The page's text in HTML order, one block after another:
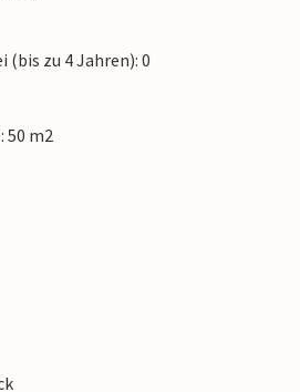
(bis zu 4 Jahren): 0
50 m2